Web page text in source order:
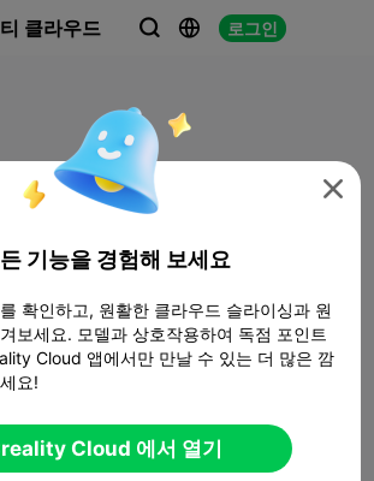
클라우드   로그인

기능을 경험해 보세요
확인하고, 원활한 클라우드 슬라이싱과 원
보세요. 모델과 상호작용하여 독점 포인트
Cloud 앱에서만 만날 수 있는 더 많은 깜
요!
Cloud 에서 열기